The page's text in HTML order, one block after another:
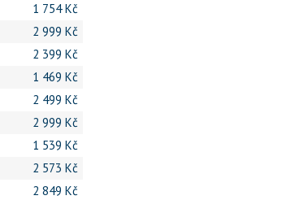
1 754 Kč
2 999 Kč
2 399 Kč
1 469 Kč
2 499 Kč
2 999 Kč
1 539 Kč
2 573 Kč
2 849 Kč